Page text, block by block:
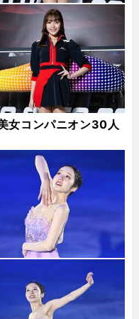
女コンパニオン30人